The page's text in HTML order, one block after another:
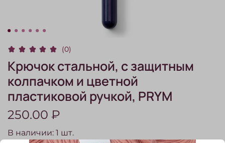
(0)
Крючок стальной, с защитным
колпачком и цветной
пластиковой ручкой, PRYM
250.00 ₽
В наличии: 1 шт.